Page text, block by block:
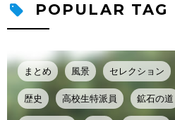
POPULAR TAG
まとめ 風景 セレクション
歴史 高校生特派員 鉱石の道